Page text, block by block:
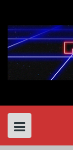
content